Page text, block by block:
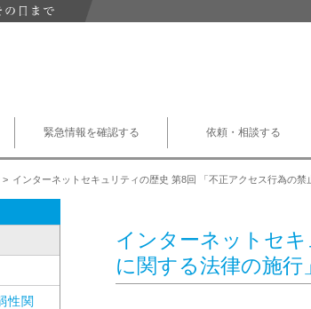
緊急情報を確認する 依頼・相談する
インターネットセキュリティの歴史 第8回 「不正アクセス行為の禁
インターネットセ
に関する法律の施行」
性関